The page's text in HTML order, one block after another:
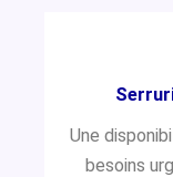
Une
besoins